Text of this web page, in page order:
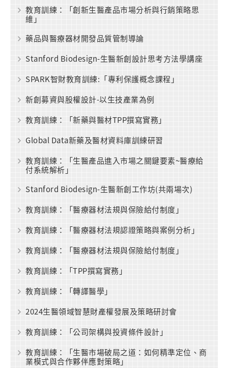
教育訓練：「創新生醫產品市場分析與行銷策略思
維」
藥品與醫療器材開發品質管制導論
Stanford Biodesign-生醫新創設計思考方法學講座
SPARK智財教育訓練:「專利保護概念課程」
新創募資與股權設計-以生技產業為例
教育訓練：「新藥與醫材TPP撰寫實務」
Global Data新藥及醫材資料庫訓練研習
教育訓練：「生醫產品進入市場之關鍵要素~醫療給
付系統解析」
Stanford Biodesign-生醫新創工作坊(共兩場次)
教育訓練：「醫療器材法規與保險給付制度」
教育訓練：「醫療器材法規認證策略與案例分析」
教育訓練：「醫療器材法規與保險給付制度」
教育訓練：「TPP撰寫實務」
教育訓練：「轉譯醫學」
2024生醫領域智慧財產權發展及策略研討會
教育訓練：「公司架構與投資條件設計」
教育訓練：「生醫市場破局之道：如何精準定位、商
業模式與合作夥伴應對策略」